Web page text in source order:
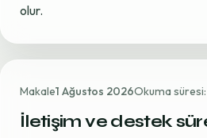
olur.
Makale1 Ağustos 2026Okuma
İletişim ve destek